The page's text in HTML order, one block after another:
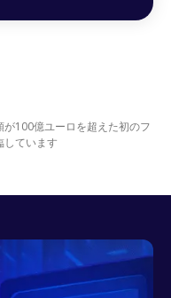
100億ユーロを超えた初のフ
しています